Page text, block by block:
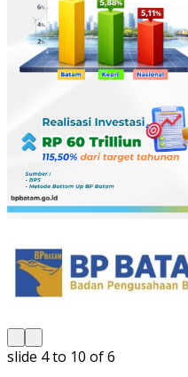
slide 5 to 10 of 6